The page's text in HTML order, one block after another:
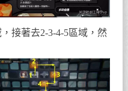
接著去2-3-4-5區域，然